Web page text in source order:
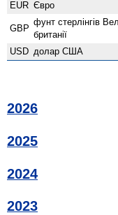
EUR Євро
GBP
фунт стерлінгів
британії
USD долар США
2026
2025
2024
2023